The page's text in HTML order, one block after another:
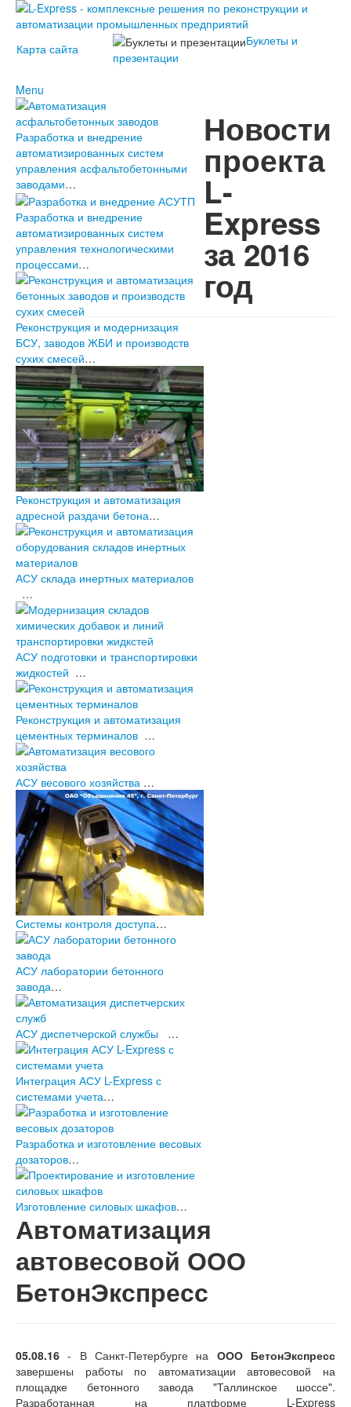
Карта сайта
Буклеты и
презентации
Menu
О компании
История проекта L-Express
Наши контакты
Новости
2023
2022
2021
2020
2019
2018
2017
2016
2015
2014
2013
2012
2011
Архив новостей (2003-2010)
Наши
Express
Услуги
Клиенты L-
Express
Бетонные заводы и АБЗ
Производства строительных смесей
Агропромышленный комплекс
Цементные заводы и терминалы
Прочие предприятия
промышленности строительных
материалов
Системы контроля доступа
Проекты в разработке
Оборудование
Разработка и внедрение
автоматизированных систем
управления асфальтобетонными
заводами…
Разработка и внедрение
автоматизированных систем
управления технологическими
процессами…
Реконструкция и модернизация
БСУ, заводов ЖБИ и производств
сухих смесей…
Реконструкция и автоматизация
адресной раздачи бетона…
АСУ склада инертных материалов
…
АСУ подготовки и транспортировки
жидкостей …
Реконструкция и автоматизация
цементных терминалов …
АСУ весового хозяйства …
Системы контроля доступа…
АСУ лаборатории бетонного
завода…
АСУ диспетчерской службы …
Интеграция АСУ L-Express с
системами учета…
Разработка и изготовление весовых
дозаторов…
Изготовление силовых шкафов…
Новости
проекта
L-
Express
за 2016
год
Автоматизация
автовесовой ООО
БетонЭкспресс
05.08.16 - В Санкт-Петербурге на ООО БетонЭкспресс
завершены работы по автоматизации автовесовой на
площадке бетонного завода "Таллинское шоссе".
Разработанная на платформе L-Express